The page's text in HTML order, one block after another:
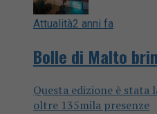
Attualità2 anni fa
Bolle di Malto
Questa edizione è stata
oltre 135mila presenze